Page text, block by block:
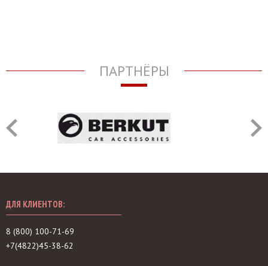
ПАРТНЁРЫ
ДЛЯ КЛИЕНТОВ:
8 (800) 100-71-69
+7(4822)45-38-62